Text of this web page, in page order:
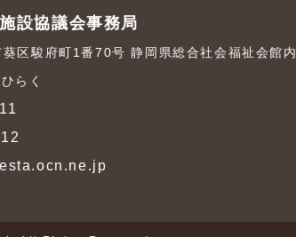
設協議会事務局
区駿府町1番70号 静岡県総合社会福祉会館内
らく